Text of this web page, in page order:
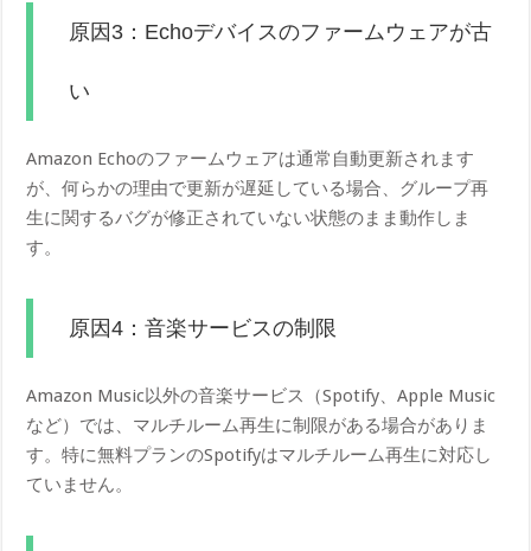
原因3：Echoデバイスのファームウェアが古
い
Amazon Echoのファームウェアは通常自動更新されます
が、何らかの理由で更新が遅延している場合、グループ再
生に関するバグが修正されていない状態のまま動作しま
す。
原因4：音楽サービスの制限
Amazon Music以外の音楽サービス（Spotify、Apple Music
など）では、マルチルーム再生に制限がある場合がありま
す。特に無料プランのSpotifyはマルチルーム再生に対応し
ていません。